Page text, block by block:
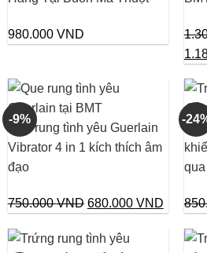
980.000 VND
Giá
là:
-9%
Que rung tình yêu Guerlain
Vibrator 4 in 1 kích thích âm
đạo
750.000VND Giá
là:
680.000 VNDGiá
-